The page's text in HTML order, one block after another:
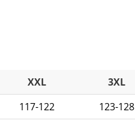
XXL
3XL
117-122 123-128